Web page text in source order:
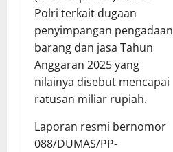
Polri terkait dugaan
penyimpangan pengadaan
barang dan jasa Tahun
Anggaran 2025 yang
nilainya disebut mencapai
ratusan miliar rupiah.
Laporan resmi bernomor
088/DUMAS/PP-